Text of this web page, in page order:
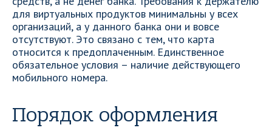
для виртуальных продуктов минимальны у всех
организаций, а у данного банка они и вовсе
отсутствуют. Это связано с тем, что карта
относится к предоплаченным. Единственное
обязательное условия – наличие действующего
мобильного номера.
Порядок оформления